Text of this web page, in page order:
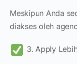
Meskipun Anda
diakses oleh
3. Apply